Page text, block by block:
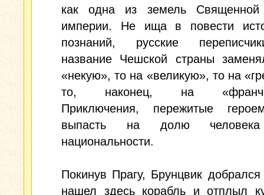
как одна из земель Священной
империи. Не ища в повести
познаний, русские
название Чешской страны
«некую», то на «великую», то на
то, наконец, на
Приключения, пережитые
выпасть на долю
национальности.
Покинув Прагу, Брунцвик
нашел здесь корабль и отплыл